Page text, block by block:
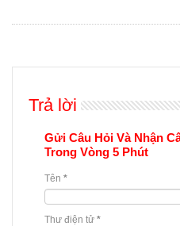
Trả lời
Gửi Câu Hỏi Và Nhận
Trong Vòng 5 Phút
Tên *
Thư điện tử *